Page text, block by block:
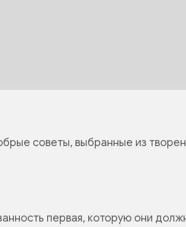
советы, выбранные из
первая, которую они